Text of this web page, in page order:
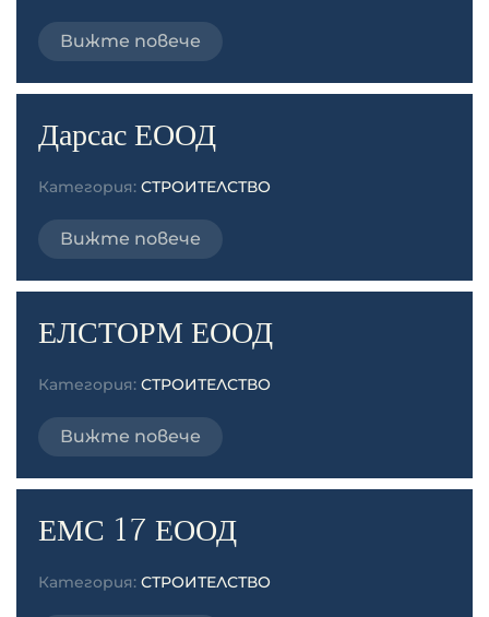
Вижте повече
Дарсас ЕООД
Категория: СТРОИТЕЛСТВО
Вижте повече
ЕЛСТОРМ ЕООД
Категория: СТРОИТЕЛСТВО
Вижте повече
ЕМС 17 ЕООД
Категория: СТРОИТЕЛСТВО